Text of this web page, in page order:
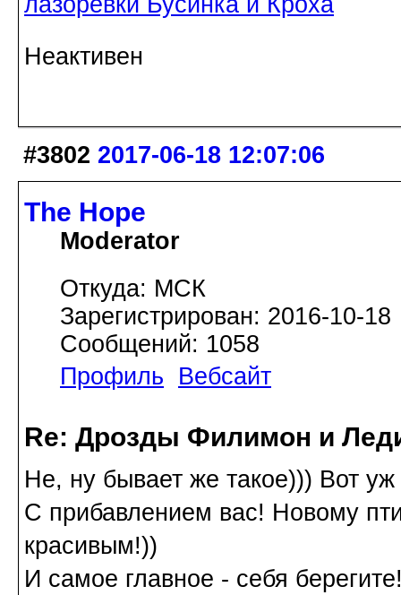
Неактивен
#3802 2017-06-18 12:07:06
The Hope
Moderator
Откуда: МСК
Зарегистрирован: 2016-10-18
Сообщений: 1058
Профиль
Вебсайт
Re: Дрозды Филимон и
Не, ну бывает же такое))) Вот
С прибавлением вас! Новому
красивым!))
И самое главное - себя